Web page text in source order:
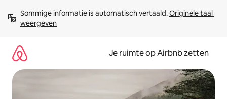
direct
naar
Sommige informatie is automatisch vertaald. Originele taal
weergeven
Je ruimte op Airbnb zetten